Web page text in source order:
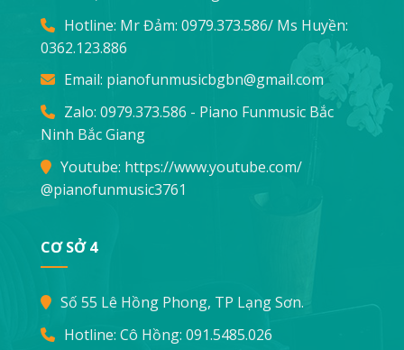
Hotline: Mr Đảm: 0979.373.586/ Ms Huyền:
0362.123.886
Email: pianofunmusicbgbn@gmail.com
Zalo: 0979.373.586 - Piano Funmusic Bắc
Ninh Bắc Giang
Youtube: https://www.youtube.com/
@pianofunmusic3761
CƠ SỞ 4
Số 55 Lê Hồng Phong, TP Lạng Sơn.
Hotline: Cô Hồng: 091.5485.026